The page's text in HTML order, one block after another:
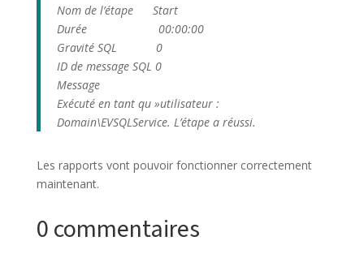
Nom de l’étape Start
Durée 00:00:00
Gravité SQL 0
ID de message SQL 0
Message
Exécuté en tant qu »utilisateur :
Domain\EVSQLService. L’étape a réussi.
Les rapports vont pouvoir fonctionner correctement
maintenant.
0 commentaires